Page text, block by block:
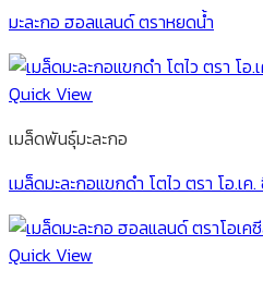
มะละกอ ฮอลแลนด์ ตราหยดน้ำ
Quick View
เมล็ดพันธุ์มะละกอ
เมล็ดมะละกอแขกดำ โตไว ตรา โอ.เค
Quick View